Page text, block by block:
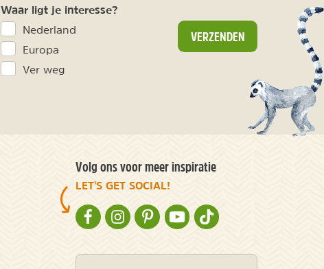
Waar ligt je interesse?
Nederland
Europa
Ver weg
VERZENDEN
Volg ons voor meer inspiratie
LET'S GET SOCIAL!
NATURESCANNER OP FACEBOOK
NATURESCANNER OP INSTAGRAM
NATURESCANNER OP PINTEREST
NATURESCANNER OP YOUTUBE
NATURESCANNER OP